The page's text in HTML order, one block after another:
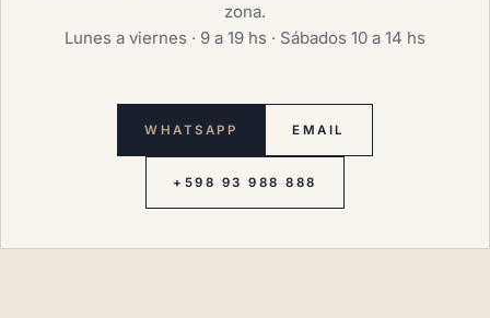
zona.
Lunes a viernes · 9 a 19 hs · Sábados 10 a 14 hs
WHATSAPP EMAIL
+598 93 988 888